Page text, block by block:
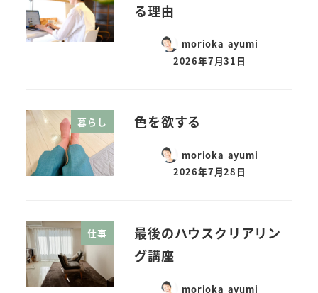
る理由
morioka ayumi
2026年7月31日
暮らし 色を欲する
morioka ayumi
2026年7月28日
仕事
最後のハウスクリアリン
グ講座
morioka ayumi